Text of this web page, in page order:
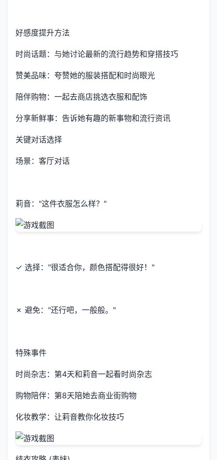
好感度提升方法
时尚话题：与她讨论最新的流行趋势和穿搭技巧
赞美品味：夸赞她的服装搭配和时尚眼光
陪伴购物：一起去商店挑选衣服和配饰
分享新鲜事：告诉她有趣的新事物和流行资讯
关键对话选择
场景：客厅对话
莉音："这件衣服怎么样？"
✓ 选择："很适合你，颜色搭配得很好！"
✗ 避免："还行吧，一般般。"
特殊事件
时尚杂志：第4天和莉音一起看时尚杂志
购物陪伴：第8天陪她去商业街购物
化妆教学：让莉音教你化妆技巧